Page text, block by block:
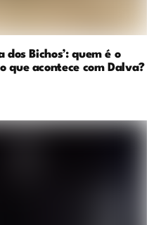
Bichos’: quem é o
que acontece com Dalva?